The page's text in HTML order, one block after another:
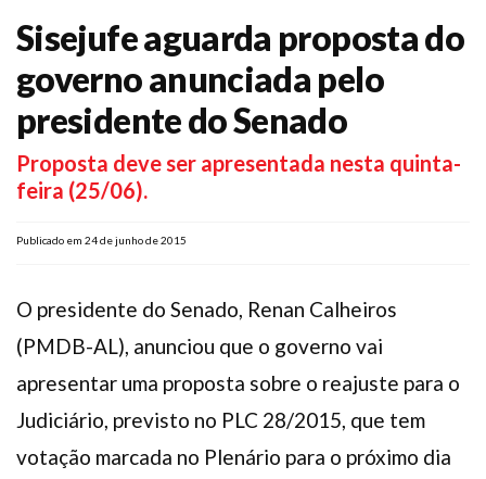
Sisejufe aguarda proposta do
governo anunciada pelo
presidente do Senado
Proposta deve ser apresentada nesta quinta-
feira (25/06).
Publicado em 24 de junho de 2015
O presidente do Senado, Renan Calheiros
(PMDB-AL), anunciou que o governo vai
apresentar uma proposta sobre o reajuste para o
Judiciário, previsto no PLC 28/2015, que tem
votação marcada no Plenário para o próximo dia
O Sindicato
Agenda
Casa do Alto
Nossos Convênios
Gympass Wellhub
Seguro Auto
Assistência Funeral
Youtube Whatsapp